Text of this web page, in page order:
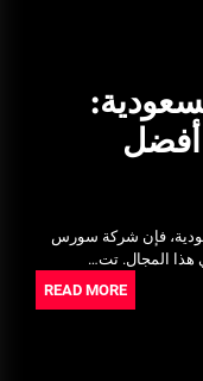
فإن شركة سورس
هذا المجال. تت…
READ MORE